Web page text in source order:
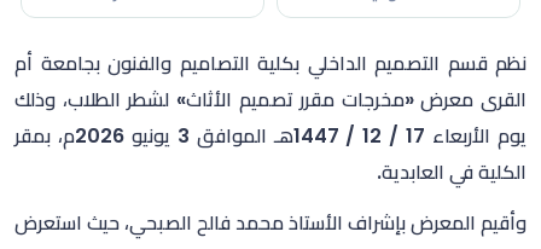
نظم قسم التصميم الداخلي بكلية التصاميم والفنون بجامعة أم
القرى معرض «مخرجات مقرر تصميم الأثاث» لشطر الطلاب، وذلك
يوم الأربعاء 17 / 12 / 1447هـ الموافق 3 يونيو 2026م، بمقر
الكلية في العابدية.
وأقيم المعرض بإشراف الأستاذ محمد فالح الصبحي، حيث استعرض